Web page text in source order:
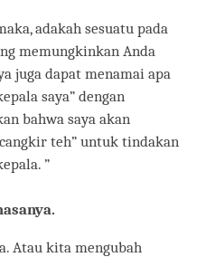
adakah sesuatu pada
memungkinkan Anda
juga dapat menamai apa
saya” dengan
bahwa saya akan
teh” untuk tindakan
”
Atau kita mengubah